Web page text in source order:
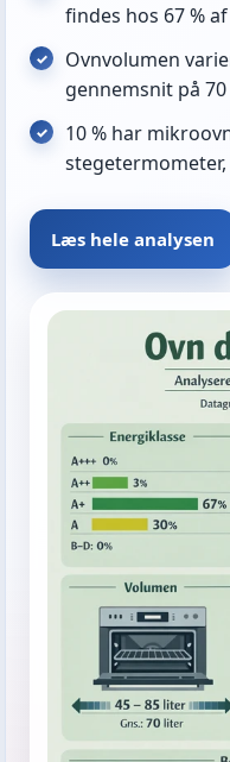
findes hos 67 %
Ovnvolumen
gennemsnit på 70
10 % har
Læs hele analysen